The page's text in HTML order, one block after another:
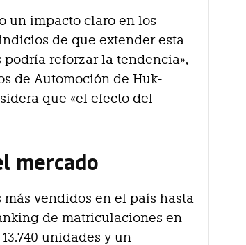
un impacto claro en los
de que extender esta
reforzar la tendencia»,
de Automoción de Huk-
que «el efecto del
mercado
vendidos en el país hasta
de matriculaciones en
unidades y un